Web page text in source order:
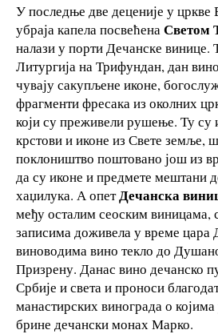
У последње две деценије у цркве
убраја капела посвећенаСветом
налази у порти Дечанске винице.
Литургија на Трифундан, дан
чувају сакупљене иконе,
фрагменти фресака из околних
који су преживели рушење. Ту су
крстови и иконе из Свете земље,
поклоништво поштовано још из
да су иконе и предмете мештани
хаџилука. А опетДечанска
међу осталим сеоским виницама,
записима доживела у време цара
виноводима вино текло до
Призрену. Данас вино дечанско
Србије и света и проноси
манастирских винограда о
брине дечански монах Марко.